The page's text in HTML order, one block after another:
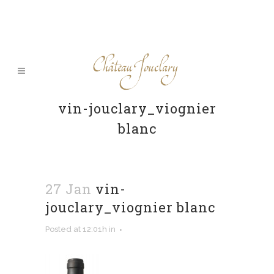
vin-jouclary_viognier
blanc
27 Jan vin-
jouclary_viognier blanc
Posted at 12:01h in